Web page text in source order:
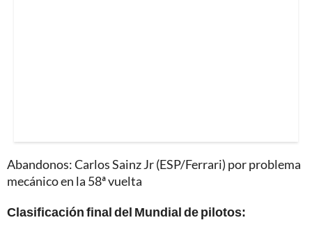
Abandonos: Carlos Sainz Jr (ESP/Ferrari) por problema
mecánico en la 58ª vuelta
Clasificación final del Mundial de pilotos: